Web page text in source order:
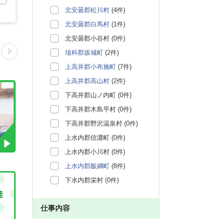
北安曇郡松川村 (4件)
北安曇郡白馬村 (1件)
北安曇郡小谷村 (0件)
埴科郡坂城町 (2件)
上高井郡小布施町 (7件)
上高井郡高山村 (2件)
下高井郡山ノ内町 (0件)
下高井郡木島平村 (0件)
下高井郡野沢温泉村 (0件)
上水内郡信濃町 (0件)
上水内郡小川村 (0件)
上水内郡飯綱町 (8件)
下水内郡栄村 (0件)
仕事内容